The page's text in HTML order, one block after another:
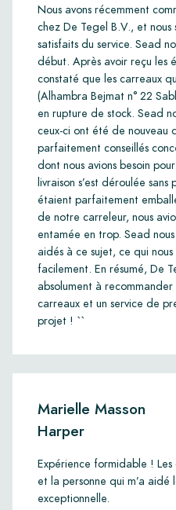
Nous avons récemment
chez De Tegel B.V., et nous
satisfaits du service. Sead
début. Après avoir reçu les
constaté que les carreaux
(Alhambra Bejmat n° 22
en rupture de stock. Sead
ceux-ci ont été de nouveau
parfaitement conseillés
dont nous avions besoin
livraison s’est déroulée
étaient parfaitement
de notre carreleur, nous
entamée en trop. Sead
aidés à ce sujet, ce qui
facilement. En résumé, De
absolument à
carreaux et un service de
projet ! ``
Marielle Masson
Harper
Expérience formidable !
et la personne qui m’a
exceptionnelle.